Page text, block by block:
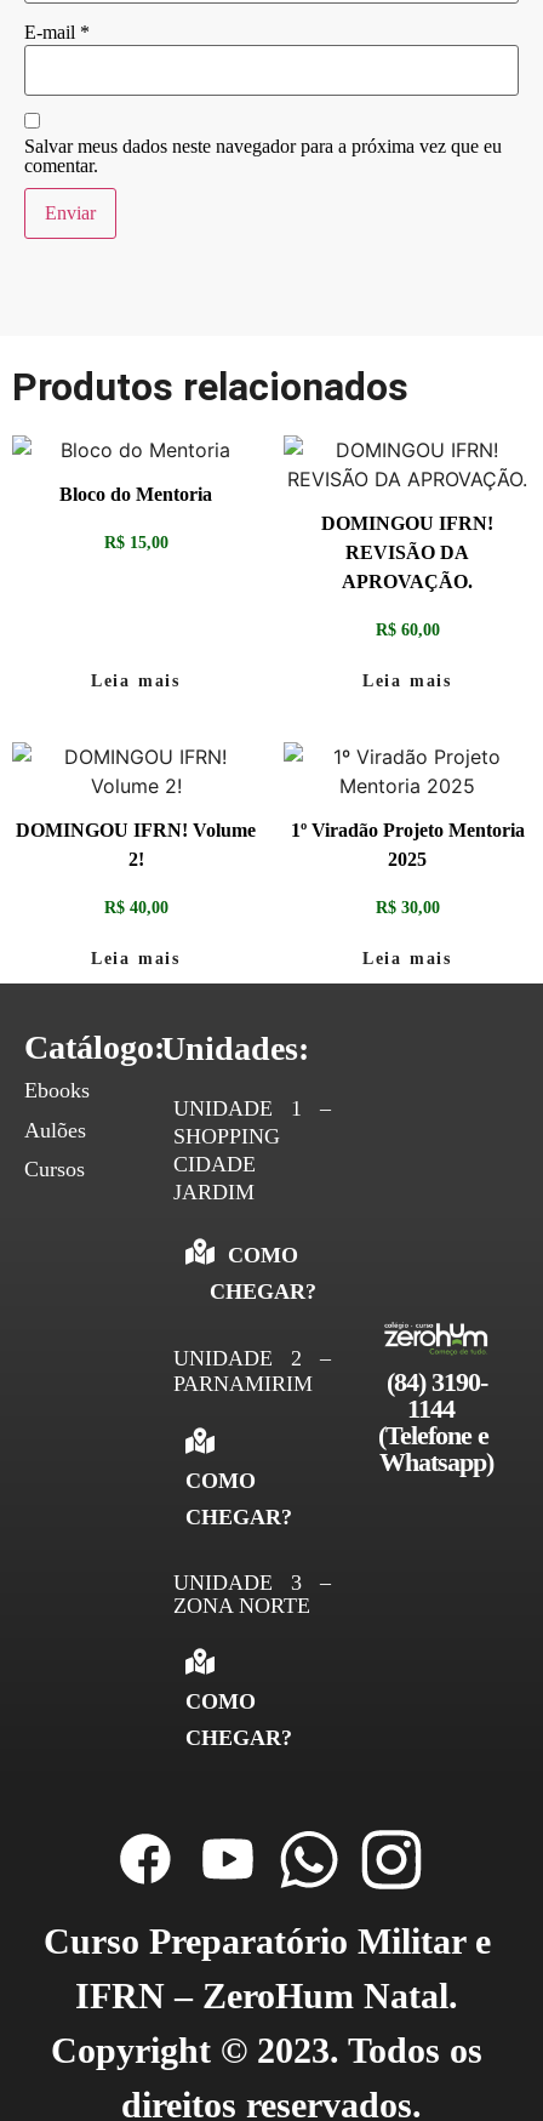
E-mail *
Salvar meus dados neste navegador para a próxima vez que eu
comentar.
Produtos relacionados
Bloco do Mentoria
R$15,00
Leia mais
DOMINGOU IFRN!
REVISÃO DA
APROVAÇÃO.
R$60,00
Leia mais
DOMINGOU IFRN! Volume
2!
R$40,00
Leia mais
1º Viradão Projeto Mentoria
2025
R$30,00
Leia mais
Catálogo:
Ebooks
Aulões
Cursos
Unidades:
UNIDADE 1 –
SHOPPING
CIDADE
JARDIM
COMO
CHEGAR?
UNIDADE 2 –
PARNAMIRIM
COMO
CHEGAR?
UNIDADE 3 –
ZONA NORTE
COMO
CHEGAR?
(84) 3190-
1144
(Telefone e
Whatsapp)
Curso Preparatório Militar e
IFRN – ZeroHum Natal.
Copyright © 2023. Todos os
direitos reservados.